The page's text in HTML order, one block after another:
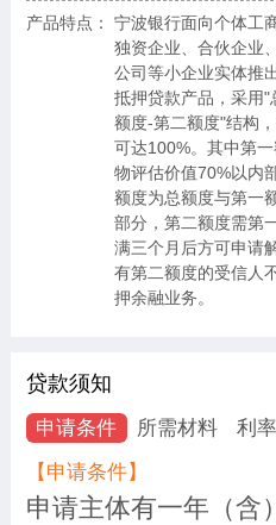
产品特点：
宁波银行面向个体工
独资企业、合伙企业
公司等小企业实体推
抵押贷款产品，采用"
额度-第二额度"结构
可达100%。其中第
物评估价值70%以内
额度为总额度与第一
部分，第二额度需第
满三个月后方可申请
有第二额度的受信人
押余融业务。
贷款须知
申请条件 所需材料 利
【申请条件】
申请主体有一年（含